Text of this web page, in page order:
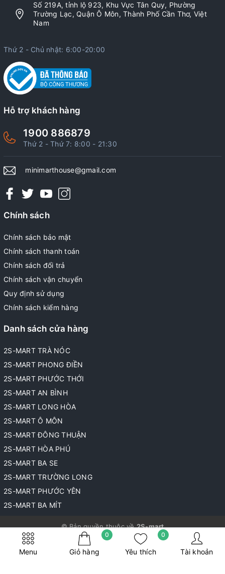
Menu Giỏ hàng
0
Yêu thích
0
Tài khoản
Số 219A, tỉnh lộ 923, Khu Vực Tân Quy, Phường
Trường Lạc, Quận Ô Môn, Thành Phố Cần Thơ, Việt
Nam
Thứ 2 - Chủ nhật: 6:00-20:00
Hỗ trợ khách hàng
1900 886879
Thứ 2 - Thứ 7: 8:00 - 21:30
minimarthouse@gmail.com
Chính sách
Chính sách bảo mật
Chính sách thanh toán
Chính sách đổi trả
Chính sách vận chuyển
Quy định sử dụng
Chính sách kiểm hàng
Danh sách cửa hàng
2S-MART TRÀ NÓC
2S-MART PHONG ĐIỀN
2S-MART PHƯỚC THỚI
2S-MART AN BÌNH
2S-MART LONG HÒA
2S-MART Ô MÔN
2S-MART ĐÔNG THUẬN
2S-MART HÒA PHÚ
2S-MART BA SE
2S-MART TRƯỜNG LONG
2S-MART PHƯỚC YÊN
2S-MART BA MÍT
© Bản quyền thuộc về2S-mart
Cung cấp bởi
Sapo